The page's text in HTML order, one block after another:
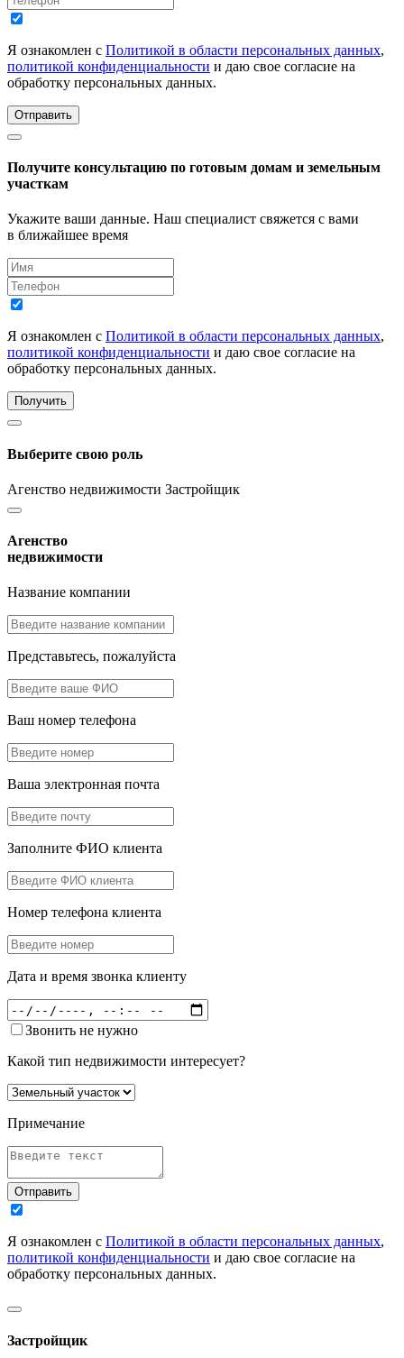
Я ознакомлен с Политикой в области персональных данных,
политикой конфиденциальности и даю свое согласие на
обработку персональных данных.
Отправить
Получите консультацию по готовым домам и земельным
участкам
Укажите ваши данные. Наш специалист свяжется с вами
в ближайшее время
Я ознакомлен с Политикой в области персональных данных,
политикой конфиденциальности и даю свое согласие на
обработку персональных данных.
Получить
Выберите свою роль
Агенство недвижимости Застройщик
Агенство
недвижимости
Название компании
Представьтесь, пожалуйста
Ваш номер телефона
Ваша электронная почта
Заполните ФИО клиента
Номер телефона клиента
Дата и время звонка клиенту
Звонить не нужно
Какой тип недвижимости интересует?
Примечание
Отправить
Я ознакомлен с Политикой в области персональных данных,
политикой конфиденциальности и даю свое согласие на
обработку персональных данных.
Застройщик